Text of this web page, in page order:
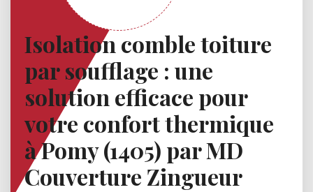
Isolation comble toiture
par soufflage : une
solution efficace pour
votre confort thermique
à Pomy (1405) par MD
Couverture Zingueur